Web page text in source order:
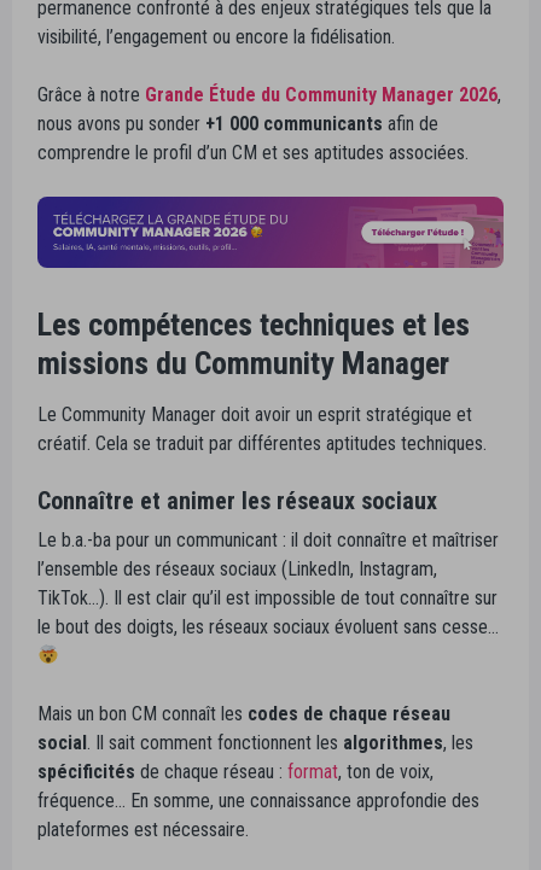
permanence confronté à des enjeux stratégiques tels que la
visibilité, l’engagement ou encore la fidélisation.
Grâce à notre Grande Étude du Community Manager 2026,
nous avons pu sonder +1 000 communicants afin de
comprendre le profil d’un CM et ses aptitudes associées.
Les compétences techniques et les
missions du Community Manager
Le Community Manager doit avoir un esprit stratégique et
créatif. Cela se traduit par différentes aptitudes techniques.
Connaître et animer les réseaux sociaux
Le b.a.-ba pour un communicant : il doit connaître et maîtriser
l’ensemble des réseaux sociaux (LinkedIn, Instagram,
TikTok…). Il est clair qu’il est impossible de tout connaître sur
le bout des doigts, les réseaux sociaux évoluent sans cesse…
Mais un bon CM connaît les codes de chaque réseau
social . Il sait comment fonctionnent les algorithmes, les
spécificités de chaque réseau : format, ton de voix,
fréquence… En somme, une connaissance approfondie des
plateformes est nécessaire.